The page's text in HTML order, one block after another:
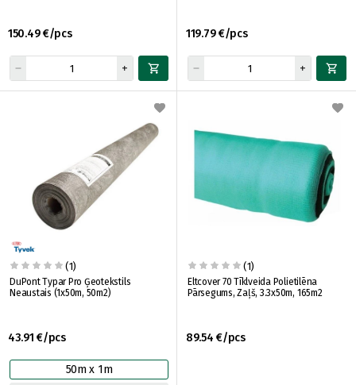
150.49 €/pcs 119.79 €/pcs
(1)
DuPont Typar Pro Ģeotekstils
Neaustais (1x50m, 50m2)
43.91 €/pcs
50m x 1m
(1)
Eltcover 70 Tīklveida Polietilēna
Pārsegums, Zaļš, 3.3x50m, 165m2
89.54 €/pcs